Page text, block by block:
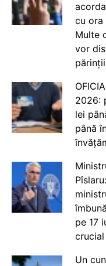
cu ora
Multe
vor
părinții
2026:
lei
până
pe 17
crucial
Un